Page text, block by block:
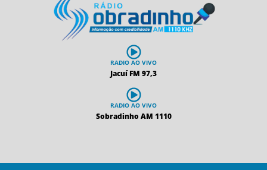
RADIO AO VIVO
Jacuí FM 97,3
RADIO AO VIVO
Sobradinho AM 1110